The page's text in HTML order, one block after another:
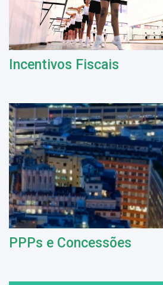
Incentivos Fiscais
PPPs e Concessões